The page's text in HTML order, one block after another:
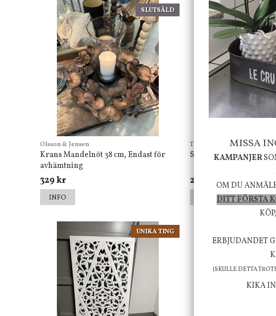
SLUTSÅLD
Olsson & Jensen
Krans Mandelnöt 38 cm, Endast för
avhämtning
329 kr
INFO
The Travelling Band
Spegel vintage,
225 kr
UNIKA TING
MISSA
KAMPANJER
OM DU
DITT FÖRSTA
ERBJUDANDET
(SKULLE DETTA
KIKA IN